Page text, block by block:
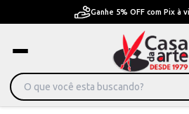
Ganhe 5% OFF com Pix à